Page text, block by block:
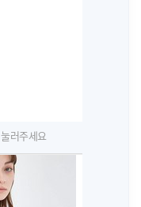
러주세요